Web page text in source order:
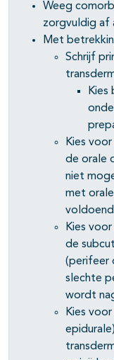
open- en
open- en
Weeg
zorgvuldig af
Met
Schrijf
Kies
Kies
de orale
niet
met
Kies
de
(perifeer
slechte
wordt
Kies